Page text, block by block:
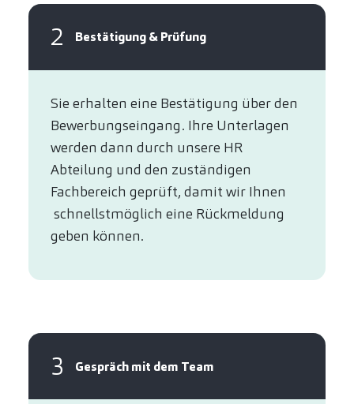
2 Bestätigung & Prüfung
Sie erhalten eine Bestätigung über den
Bewerbungseingang. Ihre Unterlagen
werden dann durch unsere HR
Abteilung und den zuständigen
Fachbereich geprüft, damit wir Ihnen
schnellstmöglich eine Rückmeldung
geben können.
3 Gespräch mit dem Team